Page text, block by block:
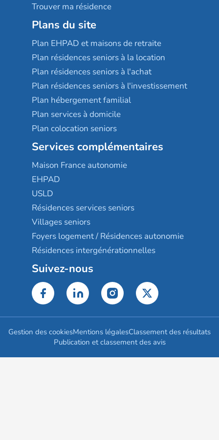
Trouver ma résidence
Plans du site
Plan EHPAD et maisons de retraite
Plan résidences seniors à la location
Plan résidences seniors à l'achat
Plan résidences seniors à l'investissement
Plan hébergement familial
Plan services à domicile
Plan colocation seniors
Services complémentaires
Maison France autonomie
EHPAD
USLD
Résidences services seniors
Villages seniors
Foyers logement / Résidences autonomie
Résidences intergénérationnelles
Suivez-nous
Gestion des cookiesMentions légalesClassement des résultats
Publication et classement des avis